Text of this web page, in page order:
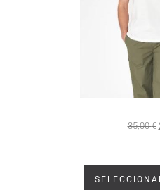
35,00€